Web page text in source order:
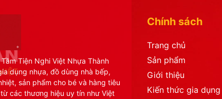
Tiện Nghi Việt Nhựa Thành
dụng nhựa, đồ dùng nhà bếp,
sản phẩm cho bé và hàng tiêu
các thương hiệu uy tín như Việt
Chính sách
Trang chủ
Sản phẩm
Giới thiệu
Kiến thức gia dụng